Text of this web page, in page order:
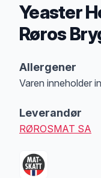
Yeaster
Røros
Allergener
Varen inneholder
Leverandør
RØROSMAT SA